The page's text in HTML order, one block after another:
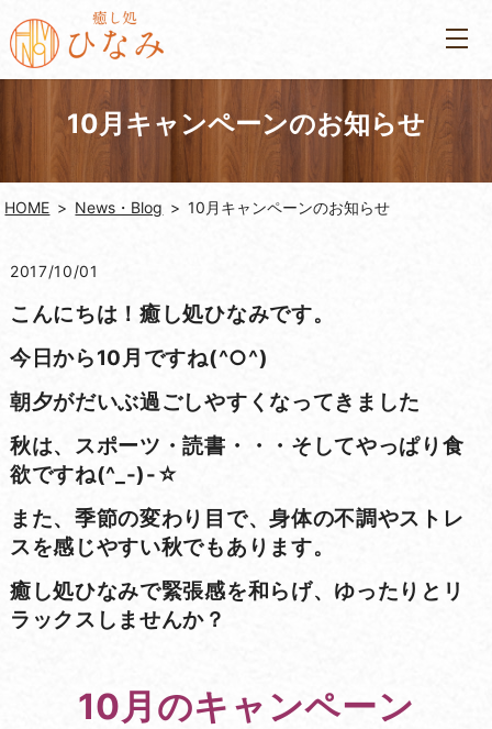
10月キャンペーンのお知らせ
HOME News・Blog 10月キャンペーンのお知らせ
2017/10/01
こんにちは！癒し処ひなみです。
今日から10月ですね(^○^)
朝夕がだいぶ過ごしやすくなってきました
秋は、スポーツ・読書・・・そしてやっぱり食
欲ですね(^_-)-☆
また、季節の変わり目で、身体の不調やストレ
スを感じやすい秋でもあります。
癒し処ひなみで緊張感を和らげ、ゆったりとリ
ラックスしませんか？
10月のキャンペーン